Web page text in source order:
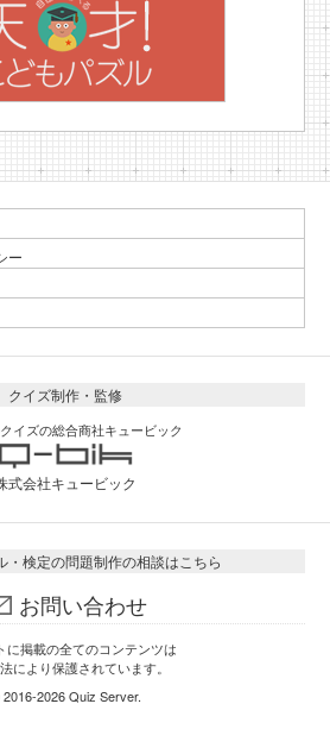
ー
クイズ制作・監修
イズの総合商社キュービック
式会社キュービック
・検定の問題制作の相談はこちら
お問い合わせ
に掲載の全てのコンテンツは
により保護されています。
2026Quiz Server.